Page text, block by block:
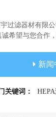
过滤器材有限
希望与您合作，
新闻
关键词：